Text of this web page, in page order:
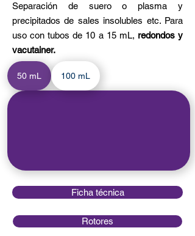
Separación de suero o plasma y
precipitados de sales insolubles etc. Para
uso con tubos de 10 a 15 mL, redondos y
vacutainer.
50 mL 100 mL
Ficha técnica
Rotores